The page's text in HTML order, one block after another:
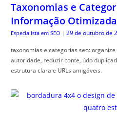
Taxonomias e
Informação
Especialista em SEO | 29 de outubro de
taxonomias e categorias seo:
autoridade, reduzir conte, údo
estrutura clara e URLs amigáveis.